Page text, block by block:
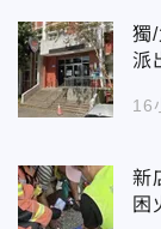
獨
派
16
新
困